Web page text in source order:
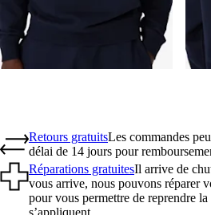
Retours gratuitsLes commandes
délai de 14 jours pour
Réparations gratuitesIl arrive de
vous arrive, nous pouvons réparer
pour vous permettre de reprendre
s’appliquent.